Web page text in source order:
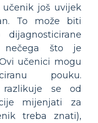
još uvijek
To može biti
nečega što je
učenici mogu
pouku.
razlikuje se od
mijenjati za
treba znati),